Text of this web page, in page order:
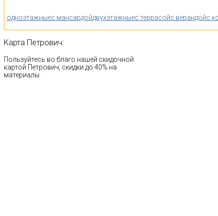
одноэтажныес мансардойдвухэтажныес террасойс верандойс
Карта Петрович:
Пользуйтесь во благо нашей скидочной
картой Петрович, скидки до 40% на
материалы.